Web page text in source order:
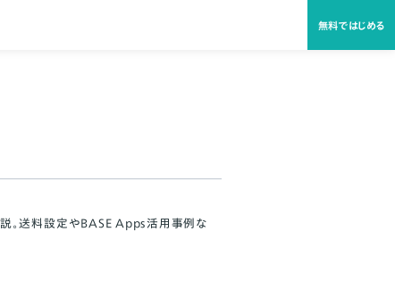
無料ではじめる
説。送料設定やBASE Apps活用事例な